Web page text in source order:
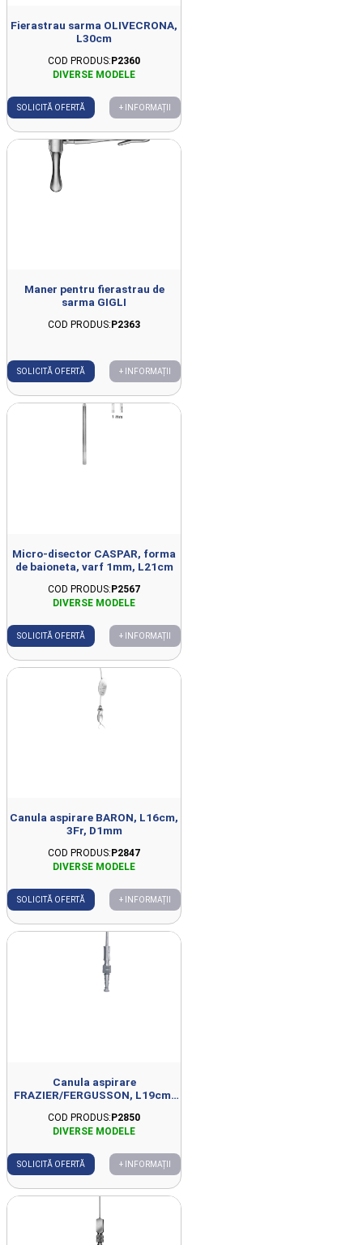
Fierastrau sarma OLIVECRONA,
L30cm
COD PRODUS:P2360
SOLICITĂ OFERTĂ + INFORMAȚII
Maner pentru fierastrau de
sarma GIGLI
COD PRODUS: P2363
SOLICITĂ OFERTĂ + INFORMAȚII
Micro-disector CASPAR, forma
de baioneta, varf 1mm, L21cm
COD PRODUS:P2567
SOLICITĂ OFERTĂ + INFORMAȚII
Canula aspirare BARON, L16cm,
3Fr, D1mm
COD PRODUS: P2847
SOLICITĂ OFERTĂ + INFORMAȚII
Canula aspirare
FRAZIER/FERGUSSON, L19cm,
COD PRODUS:P2850
SOLICITĂ OFERTĂ + INFORMAȚII